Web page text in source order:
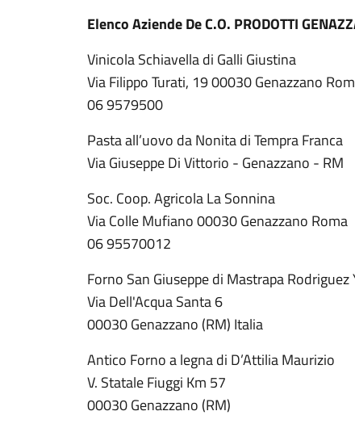
Elenco Aziende De C.O. PRODOTTI
Vinicola Schiavella di Galli Giustina
Via Filippo Turati, 19 00030 Genazzano
06 9579500
Pasta all’uovo da Nonita di Tempra Franca
Via Giuseppe Di Vittorio - Genazzano - RM
Soc. Coop. Agricola La Sonnina
Via Colle Mufiano 00030 Genazzano Roma
06 95570012
Forno San Giuseppe di Mastrapa Rodriguez
Via Dell'Acqua Santa 6
00030 Genazzano (RM) Italia
Antico Forno a legna di D’Attilia Maurizio
V. Statale Fiuggi Km 57
00030 Genazzano (RM)